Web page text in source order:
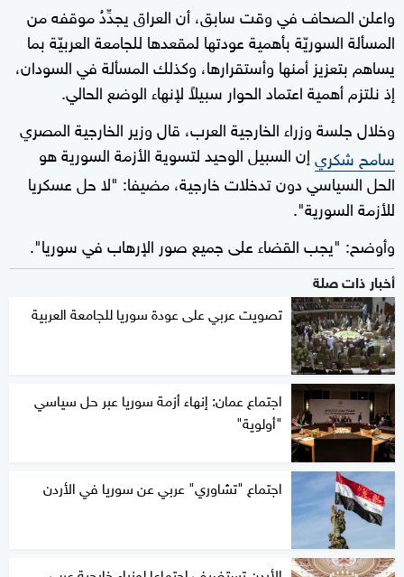
واعلن الصحاف في وقت سابق، أن العراق يجدِّدُ موقفه من
المسألة السوريّة بأهمية عودتها لمقعدها للجامعة العربيّة بما
يساهم بتعزيز أمنها وأستقرارها، وكذلك المسألة في السودان،
إذ نلتزم أهمية اعتماد الحوار سبيلاً لإنهاء الوضع الحالي.
وخلال جلسة وزراء الخارجية العرب، قال وزير الخارجية المصري
سامح شكريإن السبيل الوحيد لتسوية الأزمة السورية هو
الحل السياسي دون تدخلات خارجية، مضيفا: "لا حل عسكريا
للأزمة السورية".
وأوضح: "يجب القضاء على جميع صور الإرهاب في سوريا".
أخبار ذات صلة
تصويت عربي على عودة سوريا للجامعة العربية
اجتماع عمان: إنهاء أزمة سوريا عبر حل سياسي
"أولوية"
اجتماع "تشاوري" عربي عن سوريا في الأردن